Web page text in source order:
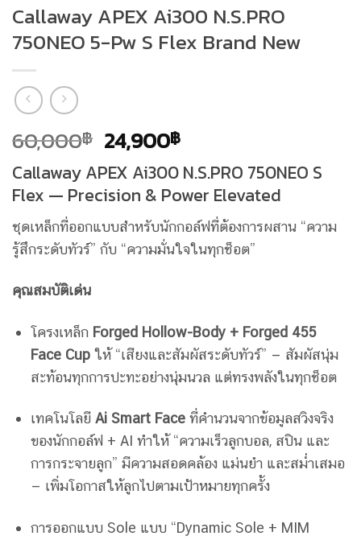
Callaway APEX Ai300 N.S.PRO
750NEO 5-Pw S Flex Brand New
60,000฿ Original
price
was:
60,000฿.
24,900฿Current
price
is:
24,900฿.
Callaway APEX Ai300 N.S.PRO 750NEO S
Flex — Precision & Power Elevated
ชุดเหล็กที่ออกแบบสำหรับนักกอล์ฟที่ต้องการผสาน “ความ
รู้สึกระดับทัวร์” กับ “ความมั่นใจในทุกช็อต”
คุณสมบัติเด่น
โครงเหล็ก Forged Hollow-Body + Forged 455
Face Cup ให้ “เสียงและสัมผัสระดับทัวร์” — สัมผัสนุ่ม
สะท้อนทุกการปะทะอย่างนุ่มนวล แต่ทรงพลังในทุกช็อต
เทคโนโลยีAi Smart Face ที่คำนวนจากข้อมูลสวิงจริง
ของนักกอล์ฟ + AI ทำให้ “ความเร็วลูกบอล, สปิน และ
การกระจายลูก” มีความสอดคล้อง แม่นยำ และสม่ำเสมอ
— เพิ่มโอกาสให้ลูกไปตามเป้าหมายทุกครั้ง
การออกแบบ Sole แบบ “Dynamic Sole + MIM